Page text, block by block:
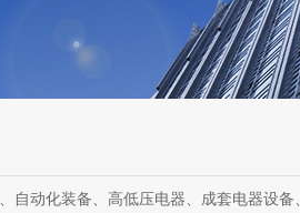
、成套电器设备、矿用，机电设备、机电设备及其配件、传动设备、减速机、电动机、传感器、气动液压元件、电器及其配件、电缆线、照明器材、，